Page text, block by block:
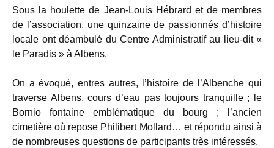
Sous la houlette de Jean-Louis Hébrard et de membres
de l’association, une quinzaine de passionnés d’histoire
locale ont déambulé du Centre Administratif au lieu-dit «
le Paradis » à Albens.
On a évoqué, entres autres, l’histoire de l’Albenche qui
traverse Albens, cours d’eau pas toujours tranquille ; le
Bornio fontaine emblématique du bourg ; l’ancien
cimetière où repose Philibert Mollard… et répondu ainsi à
de nombreuses questions de participants très intéressés.